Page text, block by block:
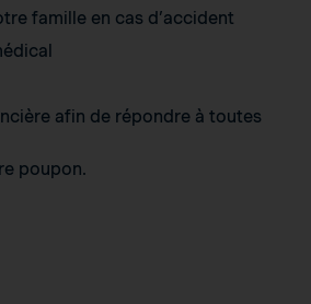
famille en cas d’accident
afin de répondre à toutes
poupon.